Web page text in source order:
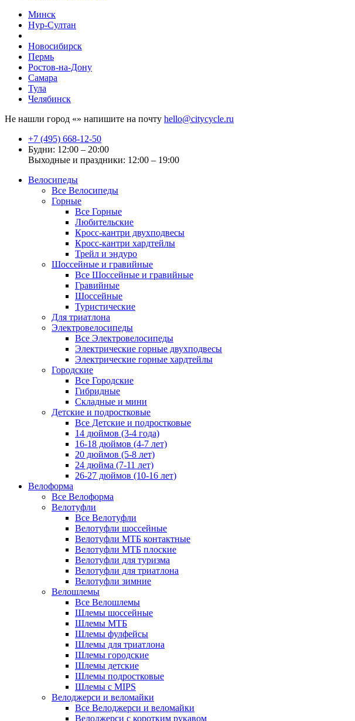
Минск
Нур-Султан
Новосибирск
Пермь
Ростов-на-Дону
Самара
Тула
Челябинск
Не нашли город «» напишите на почту hello@citycycle.ru
+7 (495) 668-12-50
Будни: 12:00 – 20:00
Выходные и праздники: 12:00 – 19:00
Велосипеды
Все Велосипеды
Горные
Все Горные
Любительские
Кросс-кантри двухподвесы
Кросс-кантри хардтейлы
Трейл и эндуро
Шоссейные и гравийные
Все Шоссейные и гравийные
Гравийные
Шоссейные
Туристические
Для триатлона
Электровелосипеды
Все Электровелосипеды
Электрические горные двухподвесы
Электрические горные хардтейлы
Городские
Все Городские
Гибридные
Складные и мини
Детские и подростковые
Все Детские и подростковые
14 дюймов (3-4 года)
16-18 дюймов (4-7 лет)
20 дюймов (5-8 лет)
24 дюйма (7-11 лет)
26-27 дюймов (10-16 лет)
Велоформа
Все Велоформа
Велотуфли
Все Велотуфли
Велотуфли шоссейные
Велотуфли МТБ контактные
Велотуфли МТБ плоские
Велотуфли для туризма
Велотуфли для триатлона
Велотуфли зимние
Велошлемы
Все Велошлемы
Шлемы шоссейные
Шлемы МТБ
Шлемы фулфейсы
Шлемы для триатлона
Шлемы городские
Шлемы детские
Шлемы подростковые
Шлемы с MIPS
Велоджерси и веломайки
Все Велоджерси и веломайки
Велоджерси с коротким рукавом